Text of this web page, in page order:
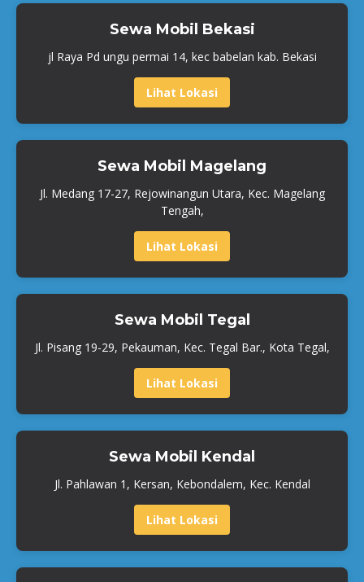
Sewa Mobil Bekasi
jl Raya Pd ungu permai 14, kec babelan kab. Bekasi
Lihat Lokasi
Sewa Mobil Magelang
Jl. Medang 17-27, Rejowinangun Utara, Kec. Magelang
Tengah,
Lihat Lokasi
Sewa Mobil Tegal
Jl. Pisang 19-29, Pekauman, Kec. Tegal Bar., Kota Tegal,
Lihat Lokasi
Sewa Mobil Kendal
Jl. Pahlawan 1, Kersan, Kebondalem, Kec. Kendal
Lihat Lokasi